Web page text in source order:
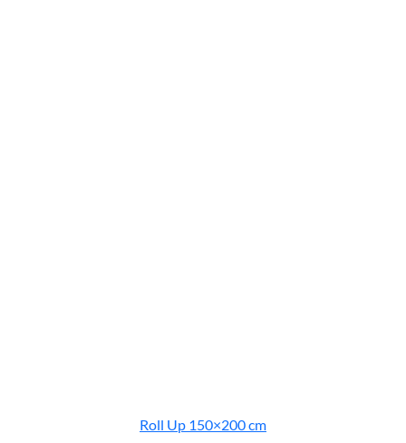
Roll Up 150×200 cm